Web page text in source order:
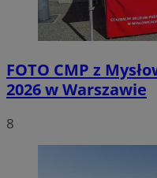
FOTO CMP z
2026 w Warszawie
8